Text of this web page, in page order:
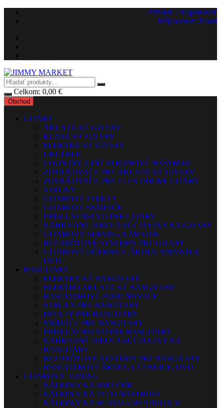
Preskočiť
Prihlásiť / Registrovať
Môj zoznam želaní
Celkom: 0,00 €
Obchod
GITARY
AKUSTICKÉ GITARY
KLASICKÉ GITARY
ELEKTRICKÉ GITARY
UKULELE
COUNTRY A INÉ STRUNOVÉ NÁSTROJE
ZOSILŇOVAČE PRE AKUSTICKÉ GITARY
ZOSILŇOVAČE PRE ELEKTRICKÉ GITARY
STRUNY
GITAROVÉ EFEKTY
GITAROVÉ SNÍMAČE
PRÍSLUŠENSTVO PRE GITARY
NÁHRADNÉ DIELY A SÚČIASTKY NA GITARY
GITAROVÝ SERVIS – NÁRADIE
BEZDRÔTOVÉ SYSTÉMY PRE GITARY
GITAROVÉ UČEBNICE, ŠKOLY, SPEVNÍKY,
DVD
BASGITARY
ELEKTRICKÉ BASGITARY
ELEKTRO AKUSTICKÉ BASGITARY
BASGITAROVÉ ZOSILŇOVAČE
STRUNY PRE BASGITARY
EFEKTY PRE BASGITARY
SNÍMAČE PRE BASGITARY
PRÍSLUŠENSTVO PRE BASGITARY
NÁHRADNÉ DIELY A SÚČIASTKY NA
BASGITARY
BEZDRÔTOVÉ SYSTÉMY PRE BASGITARY
BASGITAROVÉ ŠKOLY, UČEBNICE, DVD
GITAROVÝ TUNING
NÁLEPKY NA HMATNÍK
NÁLEPKY NA TELO NÁSTROJA
NÁLEPKY NA HLAVU – HEADSTOCK